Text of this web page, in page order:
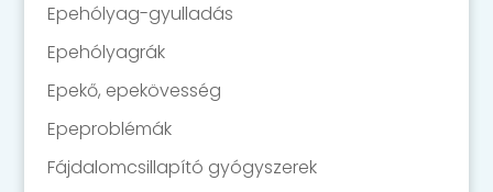
Epehólyag-gyulladás
Epehólyagrák
Epekő, epekövesség
Epeproblémák
Fájdalomcsillapító gyógyszerek